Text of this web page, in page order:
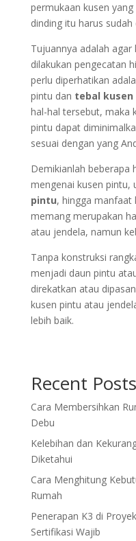
permukaan kusen
dinding itu harus
Tujuannya adalah
dilakukan pengecatan
perlu diperhatikan
pintu dan tebal kusen
hal-hal tersebut, maka
pintu dapat
sesuai dengan yang
Demikianlah beberapa
mengenai kusen pintu,
pintu, hingga manfaat
memang merupakan
atau jendela, namun
Tanpa konstruksi
menjadi daun pintu
direkatkan atau
kusen pintu atau
lebih baik.
Recent Posts
Cara Membersihkan
Debu
Kelebihan dan
Diketahui
Cara Menghitung
Rumah
Penerapan K3 di
Sertifikasi Wajib